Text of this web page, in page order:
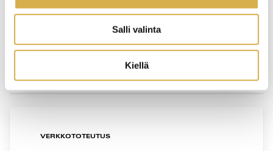
Salli valinta
Kiellä
16.12.2026
VIIMEINEN ILMOITTAUTUMISPÄIVÄ
VERKKOTOTEUTUS